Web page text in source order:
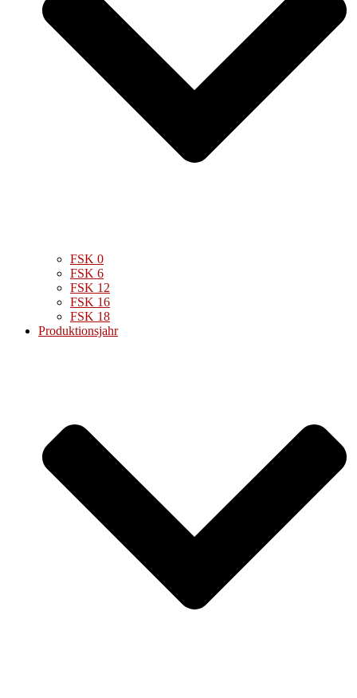
FSK 0
FSK 6
FSK 12
FSK 16
FSK 18
Produktionsjahr